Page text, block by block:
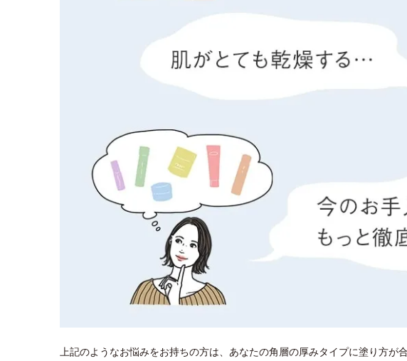
上記のようなお悩みをお持ちの方は、あなたの角層の厚みタイプに塗り方